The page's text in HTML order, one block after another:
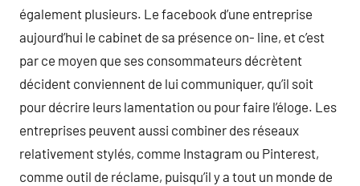
également plusieurs. Le facebook d’une entreprise
aujourd’hui le cabinet de sa présence on- line, et c’est
par ce moyen que ses consommateurs décrètent
décident conviennent de lui communiquer, qu’il soit
pour décrire leurs lamentation ou pour faire l’éloge. Les
entreprises peuvent aussi combiner des réseaux
relativement stylés, comme Instagram ou Pinterest,
comme outil de réclame, puisqu’il y a tout un monde de